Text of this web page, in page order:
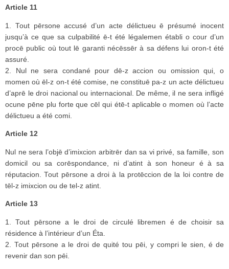
Article 11
1. Tout pērsone accusé d’un acte délictueu ē présumé inocent
jusqu’à ce que sa culpabilité ē-t été légalemen établi o cour d’un
procē public où tout lē garanti nécēssēr à sa défens lui oron-t été
assuré.
2. Nul ne sera condané pour dē-z accion ou omission qui, o
momen où ēl-z on-t été comise, ne constituē pa-z un acte délictueu
d’aprē le droi nacional ou internacional. De même, il ne sera infligé
ocune pēne plu forte que cēl qui étē-t aplicable o momen où l’acte
délictueu a été comi.
Article 12
Nul ne sera l’objē d’imixcion arbitrēr dan sa vi privé, sa famille, son
domicil ou sa corēspondance, ni d’atint à son honeur é à sa
réputacion. Tout pērsone a droi à la protēccion de la loi contre de
tēl-z imixcion ou de tel-z atint.
Article 13
1. Tout pērsone a le droi de circulé libremen é de choisir sa
résidence à l’intérieur d’un Éta.
2. Tout pērsone a le droi de quité tou pēi, y compri le sien, é de
revenir dan son pēi.